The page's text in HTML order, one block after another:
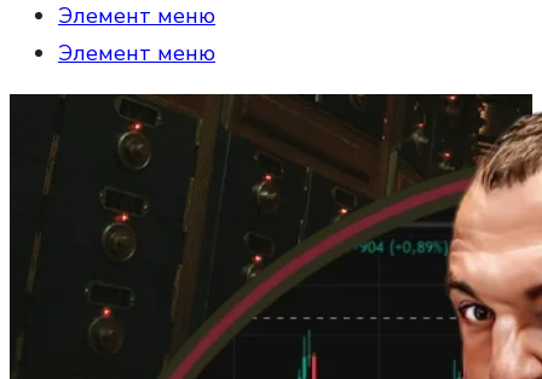
Элемент меню
Элемент меню